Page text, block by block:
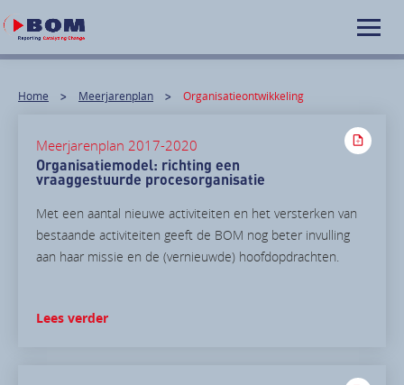
Home Meerjarenplan Organisatieontwikkeling
Meerjarenplan 2017-2020
Organisatiemodel: richting een
vraaggestuurde procesorganisatie
Met een aantal nieuwe activiteiten en het versterken van
bestaande activiteiten geeft de BOM nog beter invulling
aan haar missie en de (vernieuwde) hoofdopdrachten.
Lees verder